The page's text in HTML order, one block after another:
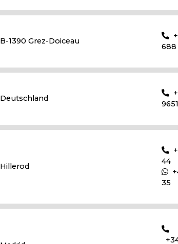
B-1390 Grez-Doiceau
688
Deutschland
Hillerod
44
35